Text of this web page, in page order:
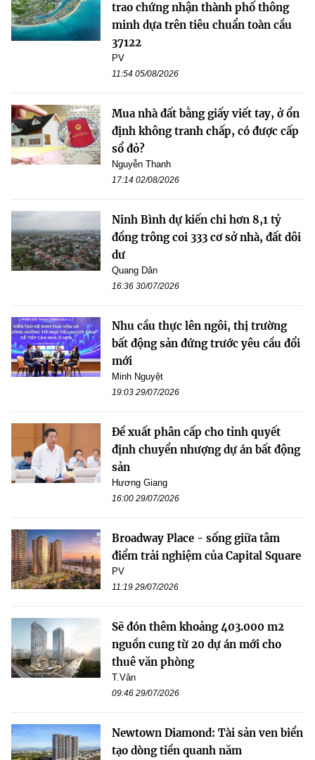
trao chứng nhận thành phố thông
minh dựa trên tiêu chuẩn toàn cầu
37122
PV
11:54 05/08/2026
Mua nhà đất bằng giấy viết tay, ở ổn
định không tranh chấp, có được cấp
sổ đỏ?
Nguyễn Thanh
17:14 02/08/2026
Ninh Bình dự kiến chi hơn 8,1 tỷ
đồng trông coi 333 cơ sở nhà, đất dôi
dư
Quang Dân
16:36 30/07/2026
Nhu cầu thực lên ngôi, thị trường
bất động sản đứng trước yêu cầu đổi
mới
Minh Nguyệt
19:03 29/07/2026
Đề xuất phân cấp cho tỉnh quyết
định chuyển nhượng dự án bất động
sản
Hương Giang
16:00 29/07/2026
Broadway Place - sống giữa tâm
điểm trải nghiệm của Capital Square
PV
11:19 29/07/2026
Sẽ đón thêm khoảng 403.000 m2
nguồn cung từ 20 dự án mới cho
thuê văn phòng
T.Vân
09:46 29/07/2026
Newtown Diamond: Tài sản ven biển
tạo dòng tiền quanh năm